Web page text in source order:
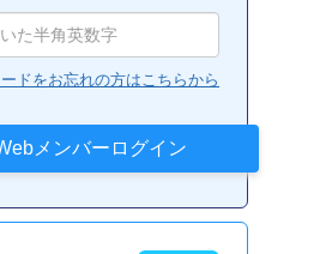
ドをお忘れの方はこちらから